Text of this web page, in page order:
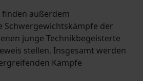
finden außerdem
Schwergewichtskämpfe der
junge Technikbegeisterte
stellen. Insgesamt werden
Kämpfe